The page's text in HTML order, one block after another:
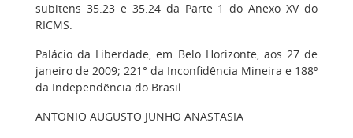
subitens 35.23 e 35.24 da Parte 1 do Anexo XV do
RICMS.
Palácio da Liberdade, em Belo Horizonte, aos 27 de
janeiro de 2009; 221° da Inconfidência Mineira e 188º
da Independência do Brasil.
ANTONIO AUGUSTO JUNHO ANASTASIA